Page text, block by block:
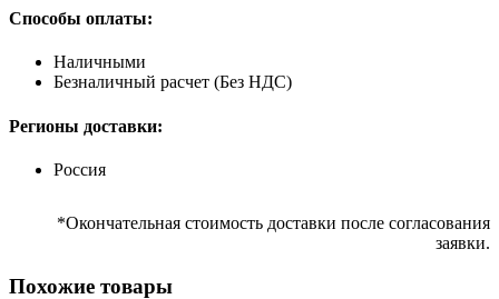
Способы оплаты:
Наличными
Безналичный расчет (Без НДС)
Регионы доставки:
Россия
*Окончательная стоимость доставки после согласования
заявки.
Похожие товары